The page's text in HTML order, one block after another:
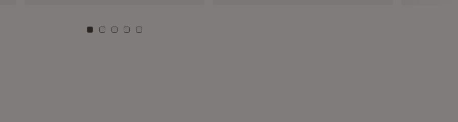
Zu Kachel: 0
Zu Kachel: 3
Zu Kachel: 6
Zu Kachel: 9
Zu Kachel: 12